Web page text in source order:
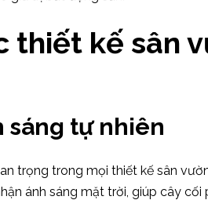
thiết kế sân
sáng tự nhiên
trọng trong mọi thiết kế sân
ánh sáng mặt trời, giúp cây cối